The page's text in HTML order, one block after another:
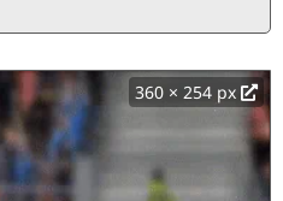
360 × 254 px